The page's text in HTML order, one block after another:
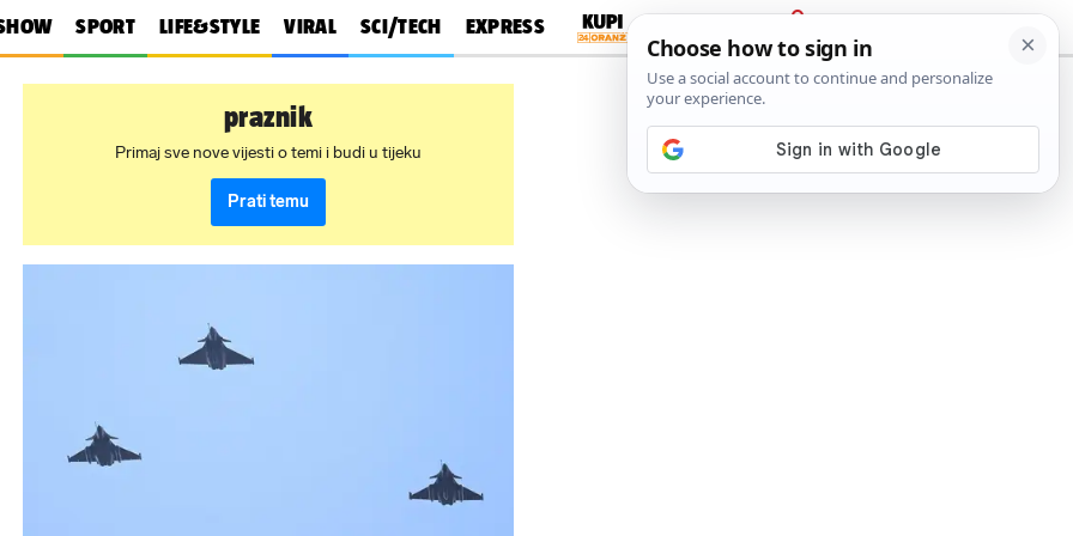
SPORT LIFE&STYLE VIRAL SCI/TECH EXPRESS
PRIJAVA
praznik
Primaj sve nove vijesti o temi i budi u tijeku
Prati temu